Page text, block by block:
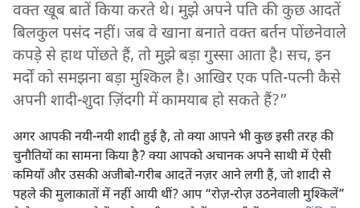
वक्‍त खूब बातें किया करते थे। मुझे अपने पति की कुछ आदतें
बिलकुल पसंद नहीं। जब वे खाना बनाते वक्‍त बर्तन पोंछनेवाले
कपड़े से हाथ पोंछते हैं, तो मुझे बड़ा गुस्सा आता है। सच, इन
मर्दों को समझना बड़ा मुश्‍किल है। आखिर एक पति-पत्नी कैसे
अपनी शादी-शुदा ज़िंदगी में कामयाब हो सकते हैं?”
अगर आपकी नयी-नयी शादी हुई है, तो क्या आपने भी कुछ इसी तरह की
चुनौतियों का सामना किया है? क्या आपको अचानक अपने साथी में ऐसी
कमियाँ और उसकी अजीबो-गरीब आदतें नज़र आने लगी हैं, जो शादी से
पहले की मुलाकातों में नहीं आयी थीं? आप “रोज़-रोज़ उठनेवाली मुश्‍किलें”